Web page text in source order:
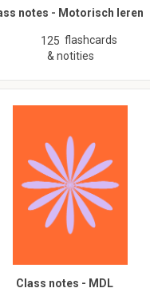
notes - Motorisch leren
125 flashcards
& notities
Class notes - MDL